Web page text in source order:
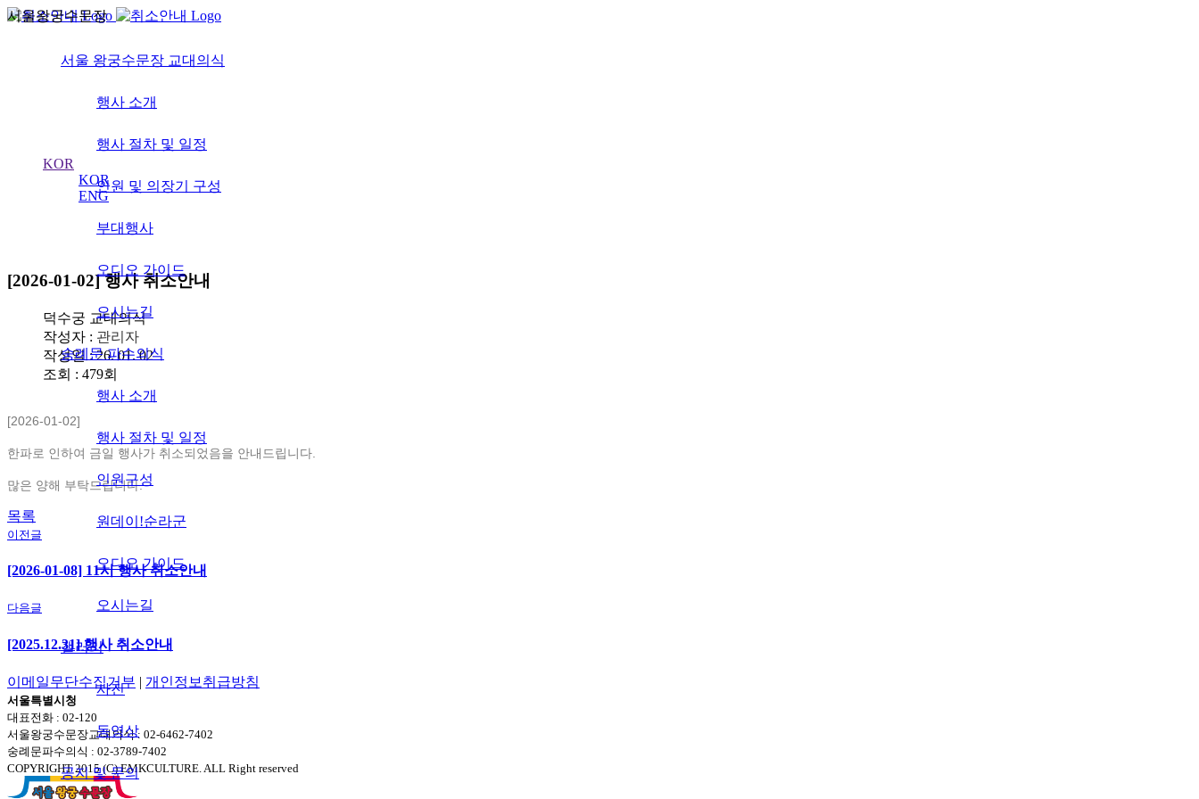
서울왕궁수문장
서울 왕궁수문장 교대의식
행사 소개
행사 절차 및 일정
인원 및 의장기 구성
부대행사
오디오 가이드
오시는길
숭례문 파수의식
행사 소개
행사 절차 및 일정
인원구성
원데이!순라군
오디오 가이드
오시는길
갤러리
사진
동영상
공지 및 문의
KOR
KOR
ENG
[2026-01-02] 행사 취소안내
덕수궁 교대의식
작성자 : 관리자
작성일 : 26. 01. 02
조회 : 479회
[2026-01-02]
한파로 인하여 금일 행사가 취소되었음을 안내드립니다.
많은 양해 부탁드립니다.
목록
이전글
[2026-01-08] 11시 행사 취소안내
다음글
[2025.12.31] 행사 취소안내
이메일무단수집거부 | 개인정보취급방침
서울특별시청
대표전화 : 02-120
서울왕궁수문장교대의식 : 02-6462-7402
숭례문파수의식 : 02-3789-7402
COPYRIGHT 2015 (C) EMKCULTURE. ALL Right reserved